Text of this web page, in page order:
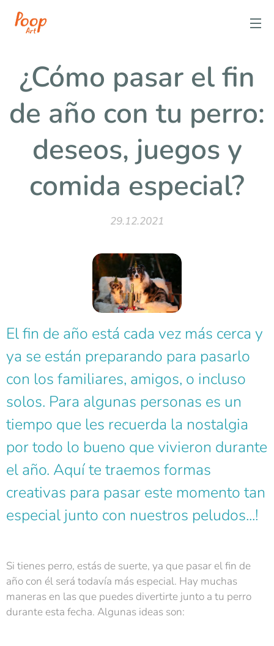
¿Cómo pasar el fin
de año con tu perro:
deseos, juegos y
comida especial?
29.12.2021
El fin de año está cada vez más cerca y
ya se están preparando para pasarlo
con los familiares, amigos, o incluso
solos. Para algunas personas es un
tiempo que les recuerda la nostalgia
por todo lo bueno que vivieron durante
el año. Aquí te traemos formas
creativas para pasar este momento tan
especial junto con nuestros peludos...!
Si tienes perro, estás de suerte, ya que pasar el fin de
año con él será todavía más especial. Hay muchas
maneras en las que puedes divertirte junto a tu perro
durante esta fecha. Algunas ideas son: